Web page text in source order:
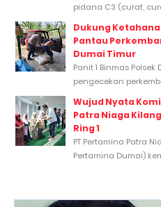
pidana C3 (curat,
Dukung
Pantau
Dumai Timur
Panit 1 Binmas
pengecekan
Wujud Nyata
Patra Niaga
Ring 1
PT Pertamina Patra
Pertamina Dumai)